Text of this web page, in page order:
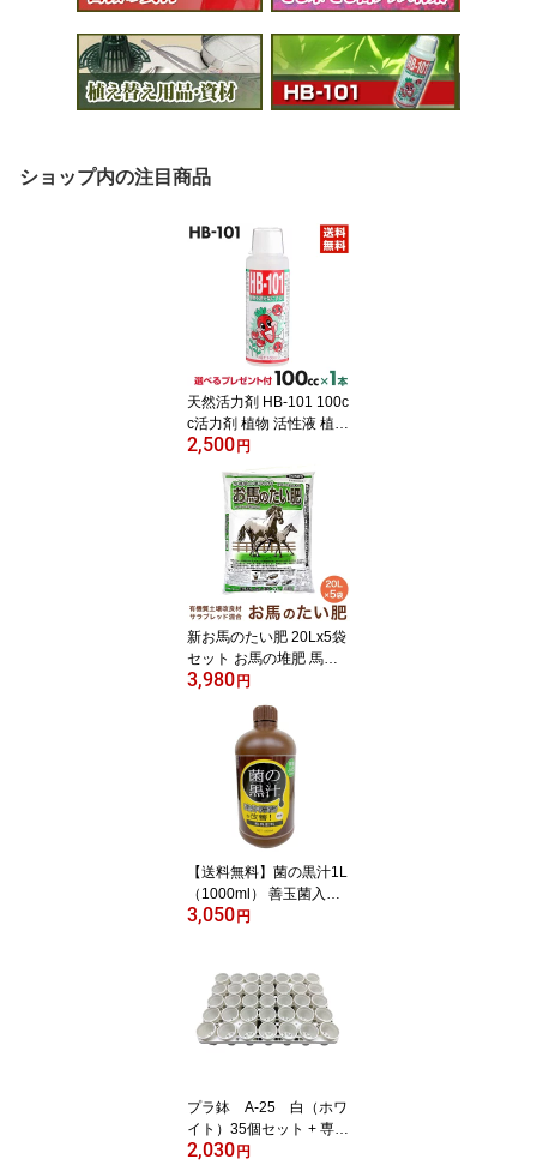
ショップ内の注目商品
天然活力剤 HB-101 100c
c活力剤 植物 活性液 植物
活力剤 100ml フローラ H
剤 安全 農家 農園 家庭菜
園 園芸 ガーデニング 有
機栽培 フローラ101 Flor
a 洋ラン 全植物【送料無
料・代引手数料無料】
【プレゼント付】【WEB
領収書発行可】
2,500 円
新お馬のたい肥 20Lx5袋
セット お馬の堆肥 馬糞
馬ふん たい肥 堆肥 土壌
改良剤 土壌改良材 土壌
改良 植木鉢 鉢 薔薇 バラ
ばら 園芸 土 ガーデニン
グ 家庭菜園 庭【送料無
3,980 円
【送料無料】菌の黒汁1L
（1000ml） 善玉菌入
（光合成細菌）液体 活力
グ 園芸 家庭菜園 庭 土壌
改良 土壌改良剤 土壌改
良材
3,050 円
プラ鉢 A-25 白（ホワ
イト）35個セット + 専用
トレーPMT-35 白（ホワ
2,030 円